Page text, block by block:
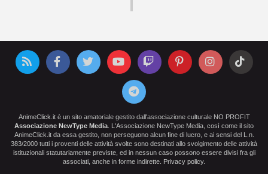
AnimeClick.it è un sito amatoriale gestito dall'associazione culturale NO PROFIT
Associazione NewType Media . L'Associazione NewType Media, così come il sito
AnimeClick.it da essa gestito, non perseguono alcun fine di lucro, e ai sensi del L.n.
383/2000 tutti i proventi delle attività svolte sono destinati allo svolgimento delle attività
istituzionali statutariamente previste, ed in nessun caso possono essere divisi fra gli
associati, anche in forme indirette. Privacy policy.